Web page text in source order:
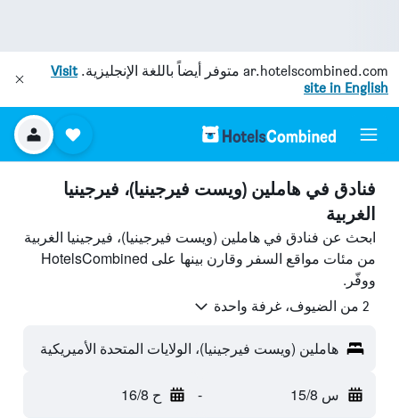
ar.hotelscombined.com متوفر أيضاً باللغة الإنجليزية.Visit
site in English
فنادق في هاملين (ويست فيرجينيا)، فيرجينيا
الغربية
ابحث عن فنادق في هاملين (ويست فيرجينيا)، فيرجينيا الغربية
من مئات مواقع السفر وقارن بينها على HotelsCombined
ووفّر.
2 من الضيوف، غرفة واحدة
هاملين (ويست فيرجينيا)، الولايات المتحدة الأميريكية
س 15/8 - ح 16/8